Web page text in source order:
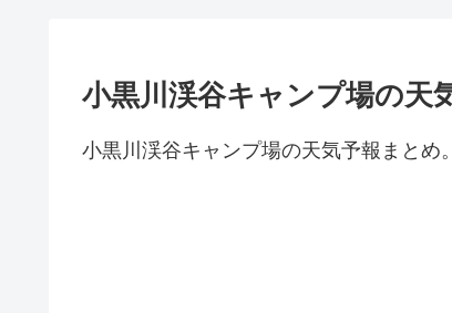
小黒川渓谷キャンプ場の天
小黒川渓谷キャンプ場の天気予報まとめ